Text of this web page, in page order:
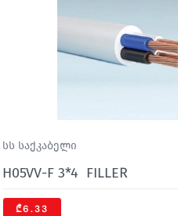
სს საქკაბელი
H05VV-F 3*4 FILLER
₾6.33